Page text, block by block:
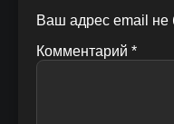
Ваш адрес email не
Комментарий *